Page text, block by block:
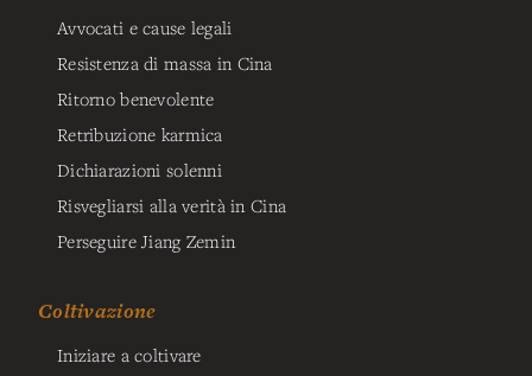
Avvocati e cause legali
Resistenza di massa in Cina
Ritorno benevolente
Retribuzione karmica
Dichiarazioni solenni
Risvegliarsi alla verità in Cina
Perseguire Jiang Zemin
Coltivazione
Iniziare a coltivare